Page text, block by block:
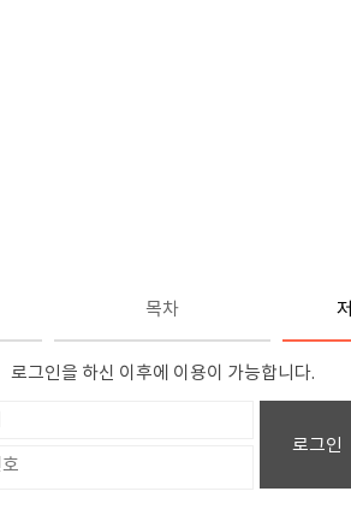
목차
로그인을 하신 이후에 이용이 가능합니다.
로그인